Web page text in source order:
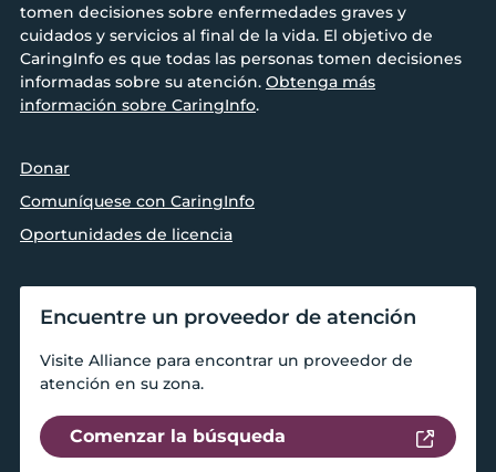
tomen decisiones sobre enfermedades graves y
cuidados y servicios al final de la vida. El objetivo de
CaringInfo es que todas las personas tomen decisiones
informadas sobre su atención. Obtenga más
información sobre CaringInfo.
Donar
Comuníquese con CaringInfo
Oportunidades de licencia
Encuentre un proveedor de atención
Visite Alliance para encontrar un proveedor de
atención en su zona.
Comenzar la búsqueda